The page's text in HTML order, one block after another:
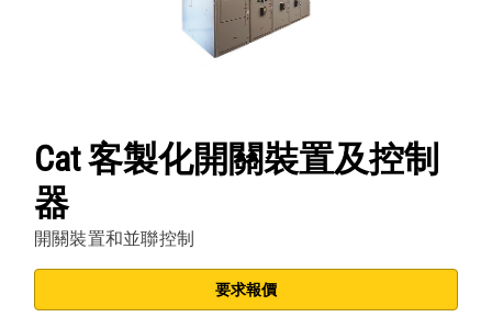
Cat 客製化開關裝置及控制
器
開關裝置和並聯控制
要求報價